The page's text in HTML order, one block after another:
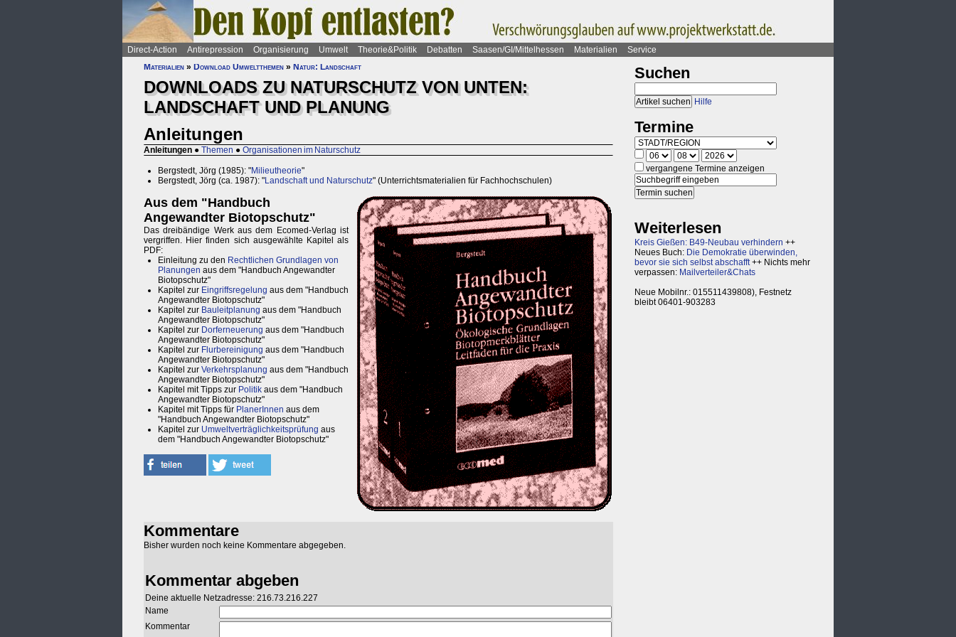
Direct-Action Antirepression Organisierung Umwelt Theorie&Politik Debatten Saasen/GI/Mittelhessen Materialien
Service
Materialien » Download Umweltthemen » Natur: Landschaft
DOWNLOADS ZU NATURSCHUTZ VON UNTEN:
LANDSCHAFT UND PLANUNG
Anleitungen
Anleitungen ● Themen ● Organisationen im Naturschutz
Bergstedt, Jörg (1985): "Milieutheorie"
Bergstedt, Jörg (ca. 1987): "Landschaft und Naturschutz" (Unterrichtsmaterialien für Fachhochschulen)
Aus dem "Handbuch
Angewandter Biotopschutz"
Das dreibändige Werk aus dem Ecomed-Verlag ist
vergriffen. Hier finden sich ausgewählte Kapitel als
PDF:
Einleitung zu den Rechtlichen Grundlagen von
Planungen aus dem "Handbuch Angewandter
Biotopschutz"
Kapitel zur Eingriffsregelung aus dem "Handbuch
Angewandter Biotopschutz"
Kapitel zur Bauleitplanung aus dem "Handbuch
Angewandter Biotopschutz"
Kapitel zur Dorferneuerung aus dem "Handbuch
Angewandter Biotopschutz"
Kapitel zur Flurbereinigung aus dem "Handbuch
Angewandter Biotopschutz"
Kapitel zur Verkehrsplanung aus dem "Handbuch
Angewandter Biotopschutz"
Kapitel mit Tipps zur Politik aus dem "Handbuch
Angewandter Biotopschutz"
Kapitel mit Tipps für PlanerInnen aus dem
"Handbuch Angewandter Biotopschutz"
Kapitel zur Umweltverträglichkeitsprüfung aus
dem "Handbuch Angewandter Biotopschutz"
Kommentare
Bisher wurden noch keine Kommentare abgegeben.
Kommentar abgeben
Deine aktuelle Netzadresse: 216.73.216.227
Name
Kommentar
Suchen
Hilfe
Termine
vergangene Termine anzeigen
Weiterlesen
Kreis Gießen: B49-Neubau verhindern ++
Neues Buch: Die Demokratie überwinden,
bevor sie sich selbst abschafft++ Nichts mehr
verpassen: Mailverteiler&Chats
Neue Mobilnr.: 015511439808), Festnetz
bleibt 06401-903283